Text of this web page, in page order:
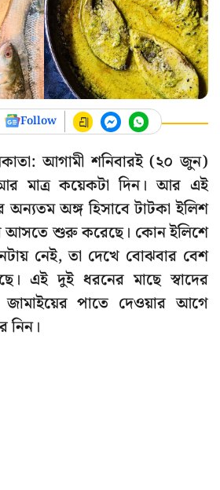
Follow
আগামী শনিবারই (২০ জুন)
আর মাত্র কয়েকটা দিন। আর এই
অন্যতম অঙ্গ হিসাবে টাটকা ইলিশ
আসতে শুরু করেছে। কোন ইলিশে
নেই, তা দেখে বোঝবার বেশ
এই দুই ধরনের মাছে স্বাদের
জামাইয়ের পাতে দেওয়ার আগে
নিন।